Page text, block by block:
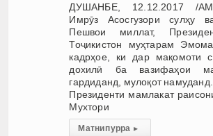
ДУШАНБЕ, 12.12.2017 /
Имрӯз Асосгузори сулҳу
Пешвои миллат,
Тоҷикистон муҳтарам
кадрҳое, ки дар мақомоти
дохилӣ ба вазифаҳои
гардиданд, мулоқот
Президенти мамлакат
Мухтори
Матни пурра ▸